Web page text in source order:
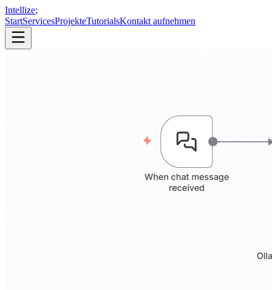
Intellize;
StartServicesProjekteTutorialsKontakt aufnehmen